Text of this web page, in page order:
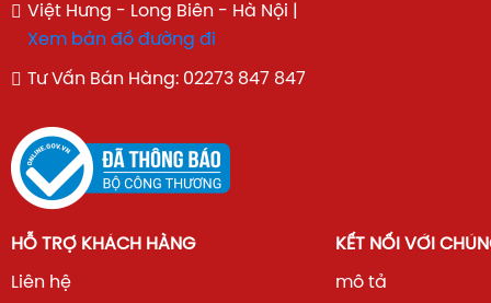
Việt Hưng - Long Biên - Hà Nội |
Xem bản đồ đường đi
Tư Vấn Bán Hàng: 02273 847 847
HỖ TRỢ KHÁCH HÀNG
Liên hệ
KẾT NỐI VỚI
mô tả